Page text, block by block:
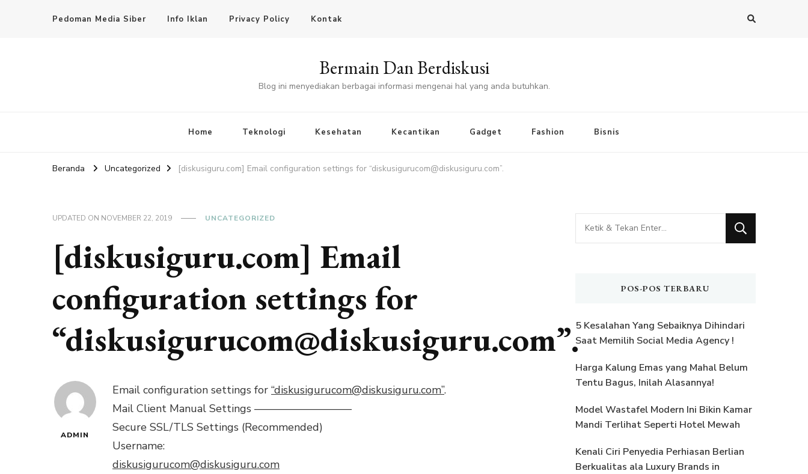
Pedoman Media Siber Info Iklan Privacy Policy Kontak
Bermain Dan Berdiskusi
Blog ini menyediakan berbagai informasi mengenai hal yang anda butuhkan.
Home Teknologi Kesehatan Kecantikan Gadget Fashion Bisnis
Beranda Uncategorized [diskusiguru.com] Email configuration settings for “diskusigurucom@diskusiguru.com”.
UPDATED ON NOVEMBER 22, 2019 UNCATEGORIZED
[diskusiguru.com] Email
configuration settings for
“diskusigurucom@diskusiguru.com”.
ADMIN
Email configuration settings for “diskusigurucom@diskusiguru.com”.
Mail Client Manual Settings —————————
Secure SSL/TLS Settings (Recommended)
Username:
diskusigurucom@diskusiguru.com
Mencari
Sesuatu?
POS-POS TERBARU
5 Kesalahan Yang Sebaiknya Dihindari
Saat Memilih Social Media Agency !
Harga Kalung Emas yang Mahal Belum
Tentu Bagus, Inilah Alasannya!
Model Wastafel Modern Ini Bikin Kamar
Mandi Terlihat Seperti Hotel Mewah
Kenali Ciri Penyedia Perhiasan Berlian
Berkualitas ala Luxury Brands in